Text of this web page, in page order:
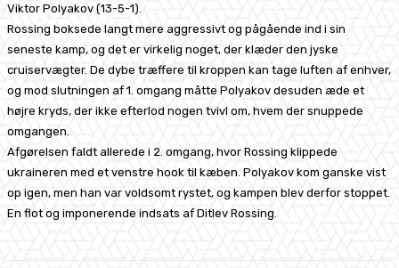
Viktor Polyakov (13-5-1).
Rossing boksede langt mere aggressivt og pågående ind i sin
seneste kamp, og det er virkelig noget, der klæder den jyske
cruiservægter. De dybe træffere til kroppen kan tage luften af enhver,
og mod slutningen af 1. omgang måtte Polyakov desuden æde et
højre kryds, der ikke efterlod nogen tvivl om, hvem der snuppede
omgangen.
Afgørelsen faldt allerede i 2. omgang, hvor Rossing klippede
ukraineren med et venstre hook til kæben. Polyakov kom ganske vist
op igen, men han var voldsomt rystet, og kampen blev derfor stoppet.
En flot og imponerende indsats af Ditlev Rossing.